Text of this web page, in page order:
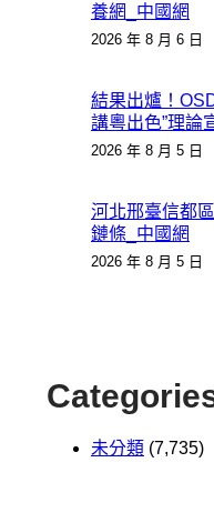
養網_中國網
2026 年 8 月 6 日
結果出爐！
講粵出色”理論
2026 年 8 月 5 日
河北邢臺信都
鏈條_中國網
2026 年 8 月 5 日
未分類 (7,735)